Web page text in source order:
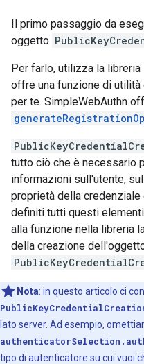
Il primo passaggio da
oggetto
Per farlo, utilizza la
offre una funzione di
per te. SimpleWebAuthn
tutto ciò che è necessario
informazioni sull'utente,
proprietà della credenziale
definiti tutti questi
alla funzione nella libreria
della creazione
Nota: in questo articolo ci
lato server. Ad esempio,
tipo di autenticatore su cui vuoi